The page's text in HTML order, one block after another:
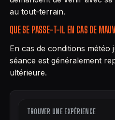
au tout-terrain.
QUE SE PASSE-T-IL EN CAS DE
En cas de conditions météo
séance est généralement
ultérieure.
TROUVER UNE EXPÉRIENCE